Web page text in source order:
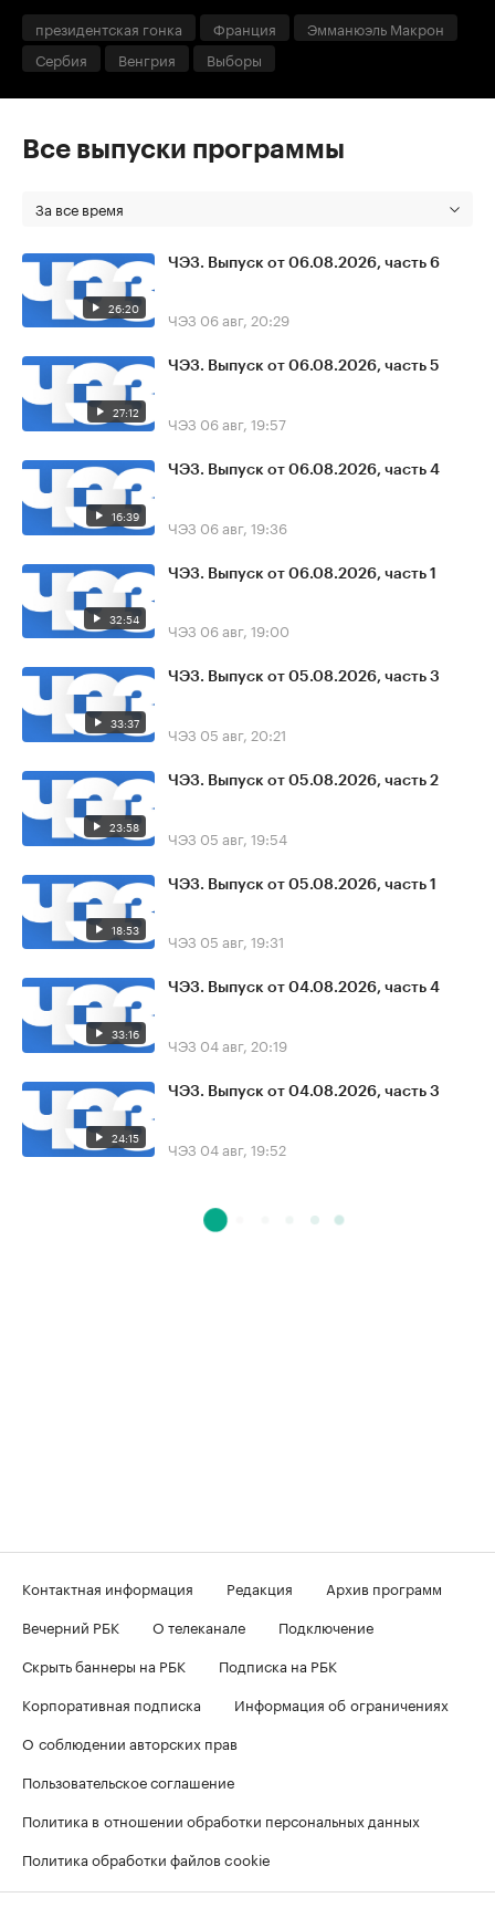
президентская гонка Франция
Эмманюэль Макрон
Сербия
Венгрия Выборы
Все выпуски программы
За все время
26:20
ЧЭЗ. Выпуск от 06.08.2026, часть 6
ЧЭЗ 06 авг, 20:29
27:12
ЧЭЗ. Выпуск от 06.08.2026, часть 5
ЧЭЗ 06 авг, 19:57
16:39
ЧЭЗ. Выпуск от 06.08.2026, часть 4
ЧЭЗ 06 авг, 19:36
32:54
ЧЭЗ. Выпуск от 06.08.2026, часть 1
ЧЭЗ 06 авг, 19:00
33:37
ЧЭЗ. Выпуск от 05.08.2026, часть 3
ЧЭЗ 05 авг, 20:21
23:58
ЧЭЗ. Выпуск от 05.08.2026, часть 2
ЧЭЗ 05 авг, 19:54
18:53
ЧЭЗ. Выпуск от 05.08.2026, часть 1
ЧЭЗ 05 авг, 19:31
33:16
ЧЭЗ. Выпуск от 04.08.2026, часть 4
ЧЭЗ 04 авг, 20:19
24:15
ЧЭЗ. Выпуск от 04.08.2026, часть 3
ЧЭЗ 04 авг, 19:52
Контактная информация Редакция
Архив программ
Вечерний РБК
О телеканале
Подключение
Скрыть баннеры на РБК
Подписка на РБК
Корпоративная подписка
Информация об ограничениях
О соблюдении авторских прав
Пользовательское соглашение
Политика в отношении обработки персональных данных
Политика обработки файлов cookie